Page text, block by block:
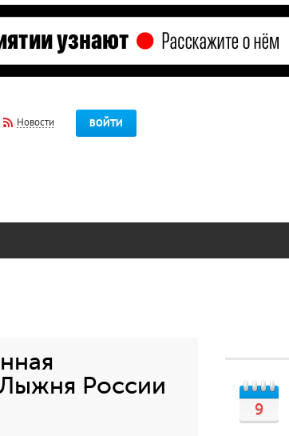
Новости ВОЙТИ
России
9